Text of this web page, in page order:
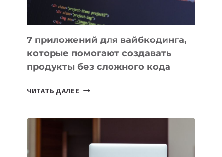
7 приложений для вайбкодинга,
которые помогают создавать
продукты без сложного кода
ЧИТАТЬ ДАЛЕЕ